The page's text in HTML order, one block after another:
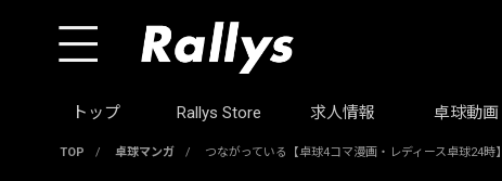
トップ Rallys Store 求人情報 卓球動画
TOP / 卓球マンガ / つながっている【卓球4コマ漫画・レディース卓球24時】